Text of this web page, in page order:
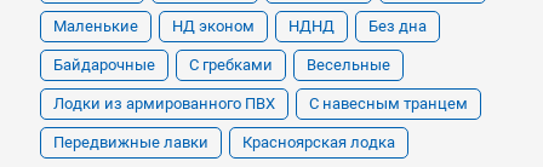
Маленькие НД эконом НДНД Без дна
Байдарочные С гребками Весельные
Лодки из армированного ПВХ С навесным транцем
Передвижные лавки Красноярская лодка